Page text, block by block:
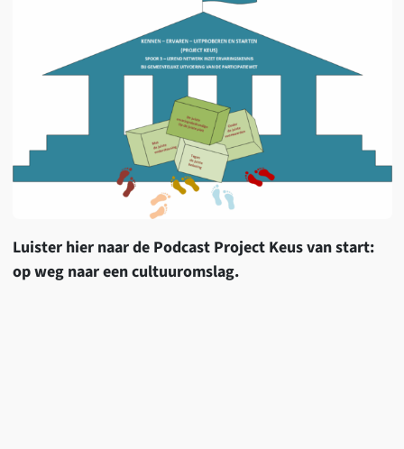
Luister hier naar de Podcast Project Keus van start:
op weg naar een cultuuromslag.